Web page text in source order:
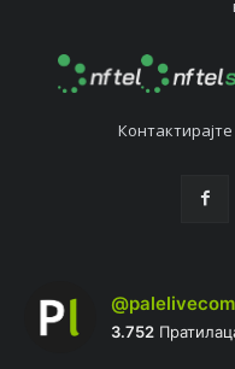
Контактирајтe
@palelivecom
3.752